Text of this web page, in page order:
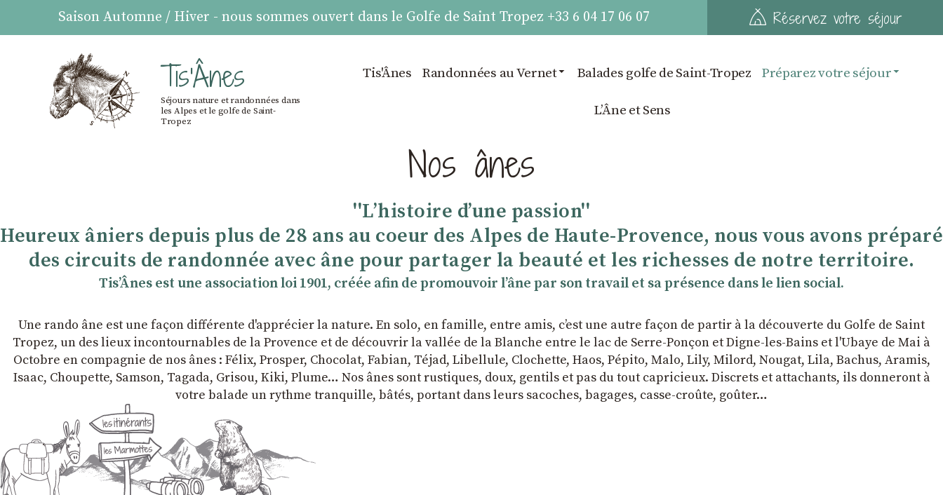
Saison Automne / Hiver - nous sommes ouvert dans le Golfe de Saint Tropez +33 6 04 17 06 07 Réservez votre séjour
Tis'Ânes
Séjours nature et randonnées dans
les Alpes et le golfe de Saint-
Tropez
Tis'Ânes Randonnées au Vernet Balades golfe de Saint-Tropez Préparez votre séjour
LʼÂne et Sens
Nos ânes
''Lʼhistoire dʼune passion''
Heureux âniers depuis plus de 28 ans au coeur des Alpes de Haute-Provence, nous vous avons préparé
des circuits de randonnée avec âne pour partager la beauté et les richesses de notre territoire.
TisʼÂnes est une association loi 1901, créée afin de promouvoir lʼâne par son travail et sa présence dans le lien social.
Une rando âne est une façon différente d'apprécier la nature. En solo, en famille, entre amis, cʼest une autre façon de partir à la découverte du Golfe de Saint
Tropez, un des lieux incontournables de la Provence et de découvrir la vallée de la Blanche entre le lac de Serre-Ponçon et Digne-les-Bains et l'Ubaye de Mai à
Octobre en compagnie de nos ânes : Félix, Prosper, Chocolat, Fabian, Téjad, Libellule, Clochette, Haos, Pépito, Malo, Lily, Milord, Nougat, Lila, Bachus, Aramis,
Isaac, Choupette, Samson, Tagada, Grisou, Kiki, Plume… Nos ânes sont rustiques, doux, gentils et pas du tout capricieux. Discrets et attachants, ils donneront à
votre balade un rythme tranquille, bâtés, portant dans leurs sacoches, bagages, casse-croûte, goûter…